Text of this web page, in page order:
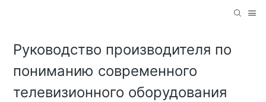
Руководство производителя по
пониманию современного
телевизионного оборудования